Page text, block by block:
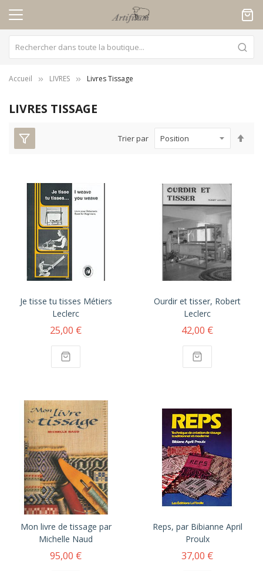
Accueil LIVRES Livres Tissage
LIVRES TISSAGE
Trier par
Je tisse tu tisses Métiers
Leclerc
25,00 €
Ourdir et tisser, Robert
Leclerc
42,00 €
Mon livre de tissage par
Michelle Naud
95,00 €
Reps, par Bibianne April
Proulx
37,00 €